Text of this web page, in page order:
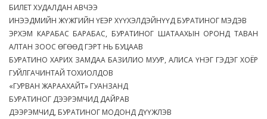
БИЛЕТ ХУДАЛДАН АВЧЭЭ
ИНЭЭДМИЙН ЖҮЖГИЙН ҮЕЭР ХҮҮХЭЛДЭЙНҮҮД БУРАТИНОГ МЭДЭВ
ЭРХЭМ КАРАБАС БАРАБАС, БУРАТИНОГ ШАТААХЫН ОРОНД ТАВАН
АЛТАН ЗООС ӨГӨӨД ГЭРТ НЬ БУЦААВ
БУРАТИНО ХАРИХ ЗАМДАА БАЗИЛИО МУУР, АЛИСА ҮНЭГ ГЭДЭГ ХОЁР
ГУЙЛГАЧИНТАЙ ТОХИОЛДОВ
«ГУРВАН ЖАРААХАЙТ» ГУАНЗАНД
БУРАТИНОГ ДЭЭРЭМЧИД ДАЙРАВ
ДЭЭРЭМЧИД, БУРАТИНОГ МОДОНД ДҮҮЖЛЭВ